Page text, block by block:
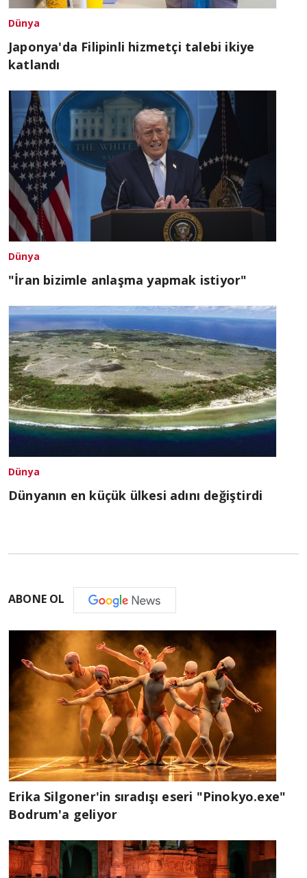
Dünya
Japonya'da Filipinli hizmetçi talebi ikiye
katlandı
Dünya
"İran bizimle anlaşma yapmak istiyor"
Dünya
Dünyanın en küçük ülkesi adını değiştirdi
ABONE OL
Erika Silgoner'in sıradışı eseri "Pinokyo.exe"
Bodrum'a geliyor